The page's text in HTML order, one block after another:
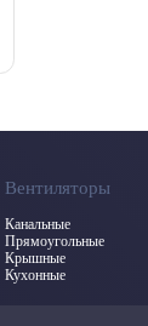
Вентиляторы
Канальные
Прямоугольные
Крышные
Кухонные